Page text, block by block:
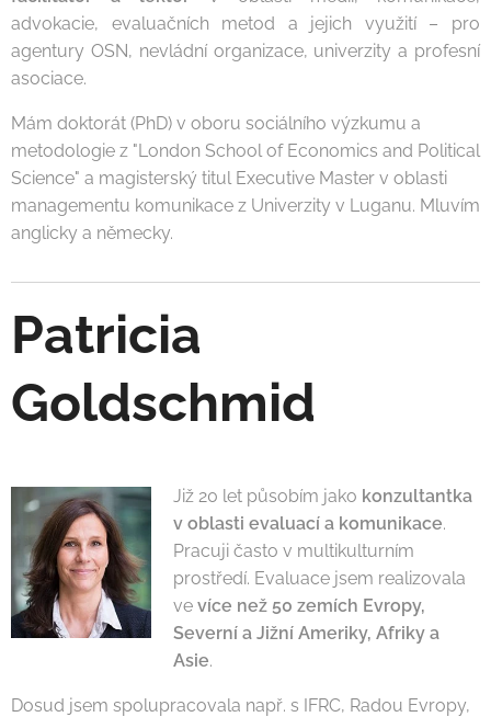
advokacie, evaluačních metod a jejich využití – pro
agentury OSN, nevládní organizace, univerzity a profesní
asociace.
Mám doktorát (PhD) v oboru sociálního výzkumu a
metodologie z "London School of Economics and Political
Science" a magisterský titul Executive Master v oblasti
managementu komunikace z Univerzity v Luganu. Mluvím
anglicky a německy.
Patricia
Goldschmid
Již 20 let působím jako konzultantka
v oblasti evaluací a komunikace.
Pracuji často v multikulturním
prostředí. Evaluace jsem realizovala
ve více než 50 zemích Evropy,
Severní a Jižní Ameriky, Afriky a
Asie.
Dosud jsem spolupracovala např. s IFRC, Radou Evropy,